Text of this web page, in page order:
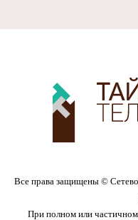
Все права защищены ©
При полном или